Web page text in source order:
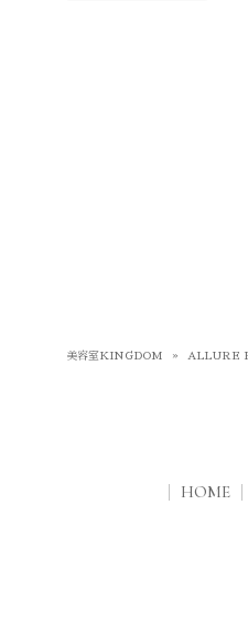
美容室KINGDOM » ALLURE
HOME